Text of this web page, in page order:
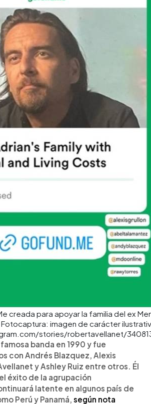
creada para apoyar la familia del ex
imagen de carácter
stories/robertavellanet/
banda en 1990 y fue
con Andrés Blazquez, Alexis
y Ashley Ruiz entre otros. Él
éxito de la agrupación
latente en algunos país de
Perú y Panamá, según nota